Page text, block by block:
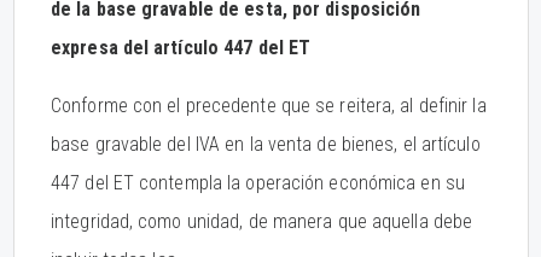
de la base gravable de esta, por disposición
expresa del artículo 447 del ET
Conforme con el precedente que se reitera, al definir la
base gravable del IVA en la venta de bienes, el artículo
447 del ET contempla la operación económica en su
integridad, como unidad, de manera que aquella debe